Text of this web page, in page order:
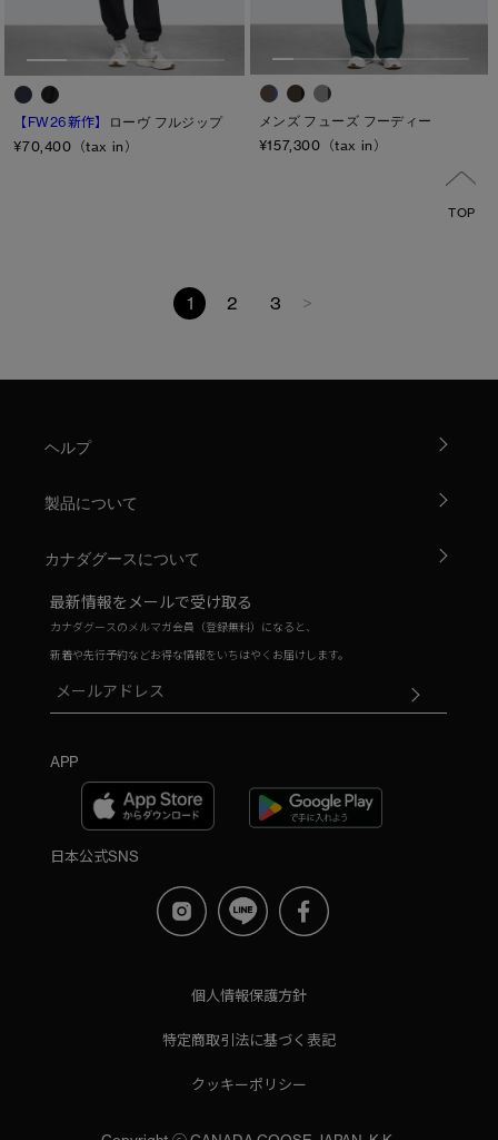
【FW26新作】
ローヴ フルジップ
¥70,400（tax in）
メンズ フューズ フーディー
¥157,300（tax in）
TOP
1 2 3 >
ヘルプ
製品について
カナダグースについて
最新情報をメールで受け取る
カナダグースのメルマガ会員（登録無料）になると、
新着や先行予約などお得な情報をいちはやくお届けします。
APP
日本公式SNS
個人情報保護方針
特定商取引法に基づく表記
クッキーポリシー